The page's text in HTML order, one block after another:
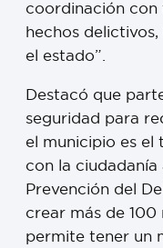
coordinación con
hechos
el estado”.
Destacó que
seguridad para
el municipio es el
con la
Prevención del
crear más de 100
permite tener un